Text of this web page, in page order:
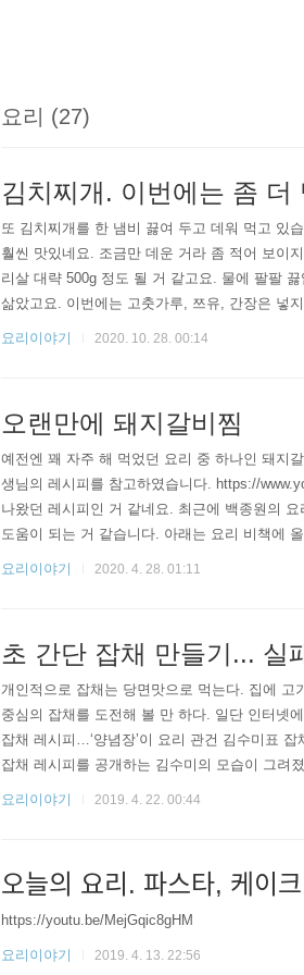
요리 (27)
김치찌개. 이번에는 좀 더
또 김치찌개를 한 냄비 끓여 두고 데워 먹고 있
훨씬 맛있네요. 조금만 데운 거라 좀 적어 보이
리살 대략 500g 정도 될 거 같고요. 물에 팔팔
삶았고요. 이번에는 고춧가루, 쯔유, 간장은 넣
김치 국물을 조금 부었습니다. 마늘은 한 블록
요리이야기 2020. 10. 28. 00:14
오랜만에 돼지갈비찜
예전엔 꽤 자주 해 먹었던 요리 중 하나인 돼지
생님의 레시피를 참고하였습니다. https://
나왔던 레시피인 거 같네요. 최근에 백종원의
도움이 되는 거 같습니다. 아래는 요리 비책에
WHZ3ubsQ 영상에서는 소고기를 기준으로 하
요리이야기 2020. 4. 28. 01:11
초 간단 잡채 만들기... 실
개인적으로 잡채는 당면맛으로 먹는다. 집에
중심의 잡채를 도전해 볼 만 하다. 일단 인터넷
잡채 레시피…‘양념장’이 요리 관건 김수미표
잡채 레시피를 공개하는 김수미의 모습이 그려
양조간장 1큰술, 설탕 2작은술, 다진 마늘 1/3
요리이야기 2019. 4. 22. 00:44
오늘의 요리. 파스타,
https://youtu.be/MejGqic8gHM
요리이야기 2019. 4. 13. 22:56